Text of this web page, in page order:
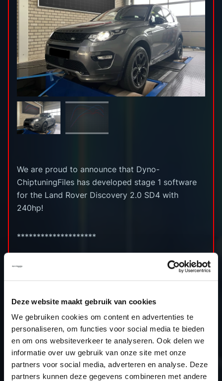
Deze website maakt gebruik van cookies
We gebruiken cookies om content en advertenties te
personaliseren, om functies voor social media te bieden
en om ons websiteverkeer te analyseren. Ook delen we
informatie over uw gebruik van onze site met onze
partners voor social media, adverteren en analyse. Deze
partners kunnen deze gegevens combineren met andere
We are proud to announce that Dyno-
ChiptuningFiles has developed stage 1 software
for the Land Rover Discovery 2.0 SD4 with
240hp!
********************
Capacity: 1999cc
Bore x stroke: 83.0 x 92.35 (mm)
Power approx: 240hp
Power output: 280hp
Torque approx: 500nm
Torque output: 550nm
ECU: Bosch MEDC17.9